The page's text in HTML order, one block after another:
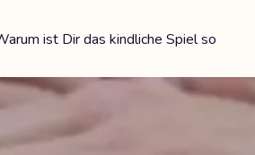
ist Dir das kindliche Spiel so